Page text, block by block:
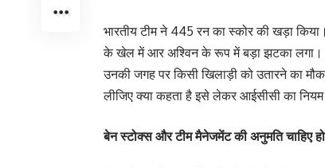
भारतीय टीम ने 445 रन का स्कोर की खड़ा
के खेल में आर अश्विन के रूप में बड़ा झटका लगा।
उनकी जगह पर किसी खिलाड़ी को उतारने का
लीजिए क्या कहता है इसे लेकर आईसीसी का
बेन स्टोक्स और टीम मैनेजमेंट की अनुमति चाहिए